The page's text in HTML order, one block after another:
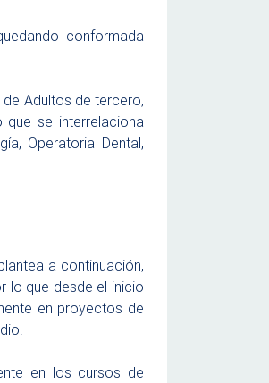
conformada
Adultos de tercero,
se interrelaciona
Operatoria Dental,
a continuación,
lo que desde el inicio
en proyectos de
en los cursos de